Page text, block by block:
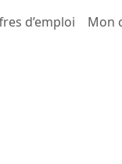
d’emploi Mon